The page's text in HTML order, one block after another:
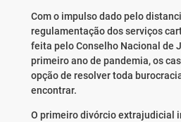
Com o impulso dado pelo
regulamentação dos serviços
feita pelo Conselho Nacional de
primeiro ano de pandemia, os
opção de resolver toda
encontrar.
O primeiro divórcio extrajudicial